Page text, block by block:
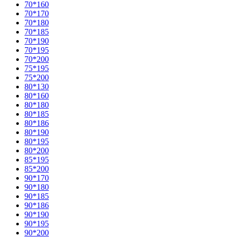
70*160
70*170
70*180
70*185
70*190
70*195
70*200
75*195
75*200
80*130
80*160
80*180
80*185
80*186
80*190
80*195
80*200
85*195
85*200
90*170
90*180
90*185
90*186
90*190
90*195
90*200